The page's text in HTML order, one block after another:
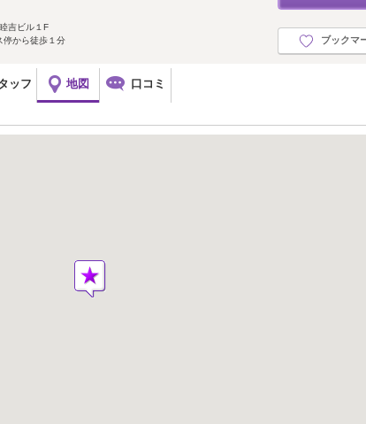
ブックマ
吉ビル１F
停から徒歩１分
ッフ 地図 口コミ